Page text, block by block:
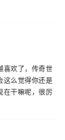
喜欢了，传奇世
这么觉得你还是
在干嘛呢，很厉